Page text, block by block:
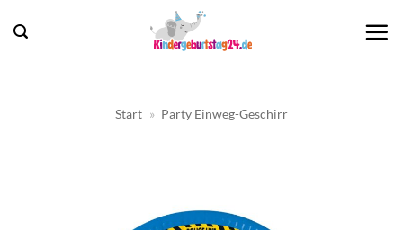
Inhalt
Start » Party Einweg-Geschirr